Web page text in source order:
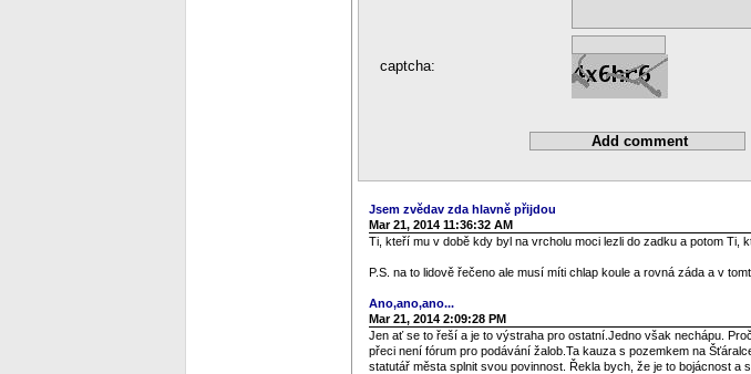
captcha:
Jsem zvědav zda hlavně přijdou
Mar 21, 2014 11:36:32 AM
Ti, kteří mu v době kdy byl na vrcholu moci lezli do zadku a potom Ti,
P.S. na to lidově řečeno ale musí míti chlap koule a rovná záda a v
Ano,ano,ano...
Mar 21, 2014 2:09:28 PM
Jen ať se to řeší a je to výstraha pro ostatní.Jedno však nechápu.
přeci není fórum pro podávání žalob.Ta kauza s pozemkem na
statutář města splnit svou povinnost. Řekla bych, že je to bojácnost